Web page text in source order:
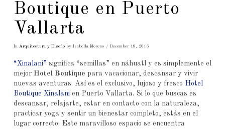
Boutique en Puerto
Vallarta
In Arquitectura y Diseñoby Isabella Moreno December 18, 2016
“Xinalani” significa “semillas” en náhuatl y es simplemente el
mejor Hotel Boutique para vacacionar, descansar y vivir
nuevas aventuras. Así es el exclusivo, lujoso y fresco
Hotel
Boutique Xinalani en Puerto Vallarta. Si lo que buscas es
descansar, relajarte, estar en contacto con la naturaleza,
practicar yoga y sentir un bienestar completo, estás en el
lugar correcto. Este maravilloso espacio se encuentra